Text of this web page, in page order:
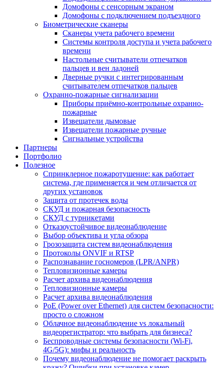
Домофоны с сенсорным экраном
Домофоны с подключением подъездного
Биометрические сканеры
Сканеры учета рабочего времени
Системы контроля доступа и учета рабочего
времени
Настольные считыватели отпечатков
пальцев и вен ладоней
Дверные ручки с интегрированным
считывателем отпечатков пальцев
Охранно-пожарные сигнализации
Приборы приёмно-контрольные охранно-
пожарные
Извещатели дымовые
Извещатели пожарные ручные
Сигнальные устройства
Партнеры
Портфолио
Полезное
Спринклерное пожаротушение: как работает
система, где применяется и чем отличается от
других установок
Защита от протечек воды
СКУД и пожарная безопасность
СКУД с турникетами
Отказоустойчивое видеонаблюдение
Выбор объектива и угла обзора
Грозозащита систем видеонаблюдения
Протоколы ONVIF и RTSP
Распознавание госномеров (LPR/ANPR)
Тепловизионные камеры
Расчет архива видеонаблюдения
Тепловизионные камеры
Расчет архива видеонаблюдения
PoE (Power over Ethernet) для систем безопасности:
просто о сложном
Облачное видеонаблюдение vs локальный
видеорегистратор: что выбрать для бизнеса?
Беспроводные системы безопасности (Wi-Fi,
4G/5G): мифы и реальность
Почему видеонаблюдение не помогает раскрыть